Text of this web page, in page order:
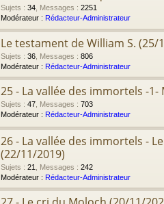
Sujets : 34 Messages : 2251
Modérateur : Rédacteur-Administrateur
Le testament de William S. (25/
Sujets : 36 Messages : 806
Modérateur : Rédacteur-Administrateur
25 - La vallée des immortels -
Sujets : 47 Messages : 703
Modérateur : Rédacteur-Administrateur
26 - La vallée des immortels -
(22/11/2019)
Sujets : 21 Messages : 242
Modérateur : Rédacteur-Administrateur